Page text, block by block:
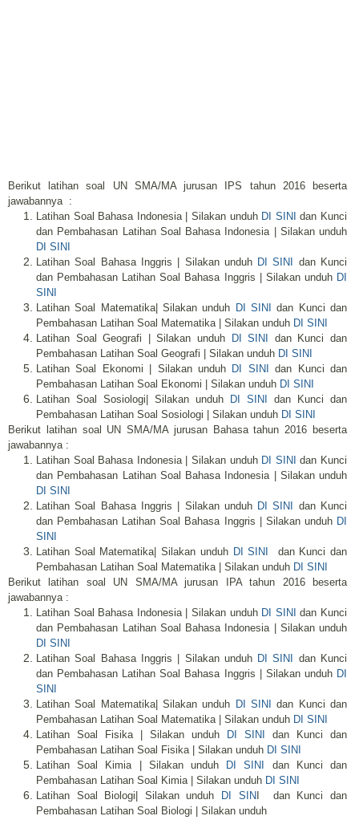
Berikut latihan soal UN SMA/MA jurusan IPS tahun 2016 beserta
jawabannya :
Latihan Soal Bahasa Indonesia | Silakan unduh DI SINI dan Kunci
dan Pembahasan Latihan Soal Bahasa Indonesia | Silakan unduh
DI SINI
Latihan Soal Bahasa Inggris | Silakan unduh DI SINI
dan Kunci
dan Pembahasan Latihan Soal Bahasa Inggris | Silakan unduh DI
SINI
Latihan Soal Matematika| Silakan unduh DI SINI
dan Kunci dan
Pembahasan Latihan Soal Matematika | Silakan unduh DI SINI
Latihan Soal Geografi | Silakan unduh
DI SINI
dan Kunci dan
Pembahasan Latihan Soal Geografi | Silakan unduh DI SINI
Latihan Soal Ekonomi | Silakan unduh DI SINI
dan Kunci dan
Pembahasan Latihan Soal Ekonomi | Silakan unduh DI SINI
Latihan Soal Sosiologi| Silakan unduh
DI SINI
dan Kunci dan
Pembahasan Latihan Soal Sosiologi | Silakan unduh DI SINI
Berikut latihan soal UN SMA/MA jurusan Bahasa tahun 2016 beserta
jawabannya :
Latihan Soal Bahasa Indonesia | Silakan unduh DI SINI dan Kunci
dan Pembahasan Latihan Soal Bahasa Indonesia | Silakan unduh
DI SINI
Latihan Soal Bahasa Inggris | Silakan unduh DI SINI
dan Kunci
dan Pembahasan Latihan Soal Bahasa Inggris | Silakan unduh DI
SINI
Latihan Soal Matematika| Silakan unduh DI SINI
dan Kunci dan
Pembahasan Latihan Soal Matematika | Silakan unduh DI SINI
Berikut latihan soal UN SMA/MA jurusan IPA tahun 2016 beserta
jawabannya :
Latihan Soal Bahasa Indonesia | Silakan unduh DI SINI dan Kunci
dan Pembahasan Latihan Soal Bahasa Indonesia | Silakan unduh
DI SINI
Latihan Soal Bahasa Inggris | Silakan unduh DI SINI
dan Kunci
dan Pembahasan Latihan Soal Bahasa Inggris | Silakan unduh DI
SINI
Latihan Soal Matematika| Silakan unduh DI SINI
dan Kunci dan
Pembahasan Latihan Soal Matematika | Silakan unduh DI SINI
Latihan Soal Fisika | Silakan unduh
DI SINI
dan Kunci dan
Pembahasan Latihan Soal Fisika | Silakan unduh DI SINI
Latihan Soal Kimia | Silakan unduh
DI SINI
dan Kunci dan
Pembahasan Latihan Soal Kimia | Silakan unduh DI SINI
Latihan Soal Biologi| Silakan unduh
DI SIN I dan Kunci dan
Pembahasan Latihan Soal Biologi | Silakan unduh